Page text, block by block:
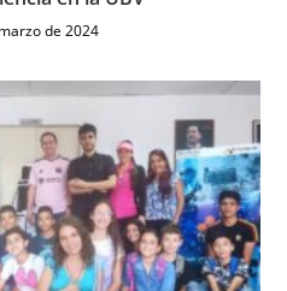
de 2024